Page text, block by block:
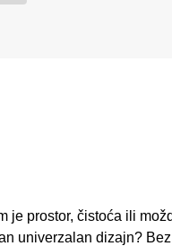
prostor, čistoća ili
univerzalan dizajn?